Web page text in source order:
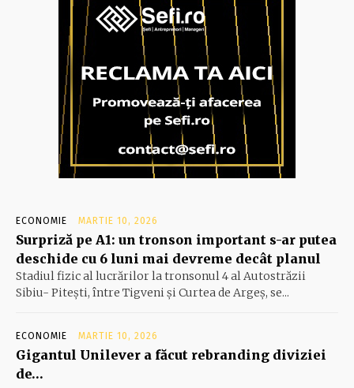
ECONOMIE MARTIE 10, 2026
Surpriză pe A1: un tronson important s-ar putea
deschide cu 6 luni mai devreme decât planul
Stadiul fizic al lucrărilor la tronsonul 4 al Autostrăzii
Sibiu- Piteşti, între Tigveni şi Curtea de Argeş, se...
ECONOMIE MARTIE 10, 2026
Gigantul Unilever a făcut rebranding diviziei
de…